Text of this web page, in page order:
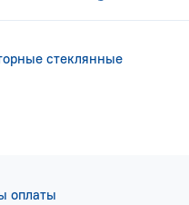
стеклянные
оплаты